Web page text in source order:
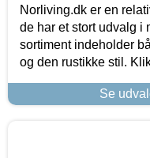
Norliving.dk er en
de har et stort udvalg i
sortiment indeholder
og den rustikke stil.
Se